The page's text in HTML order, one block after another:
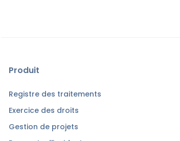
Produit
Registre des traitements
Exercice des droits
Gestion de projets